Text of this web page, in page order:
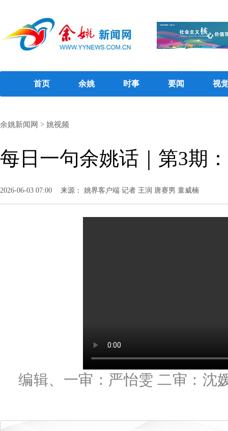
首页 余姚 时事 要闻 视
余姚新闻网 > 姚视频
每日一句余姚话｜第3期
2026-06-03 07:00 来源： 姚界客户端 记者 王润 唐赛男 童威楠
编辑、一审：严怡雯 二审：沈